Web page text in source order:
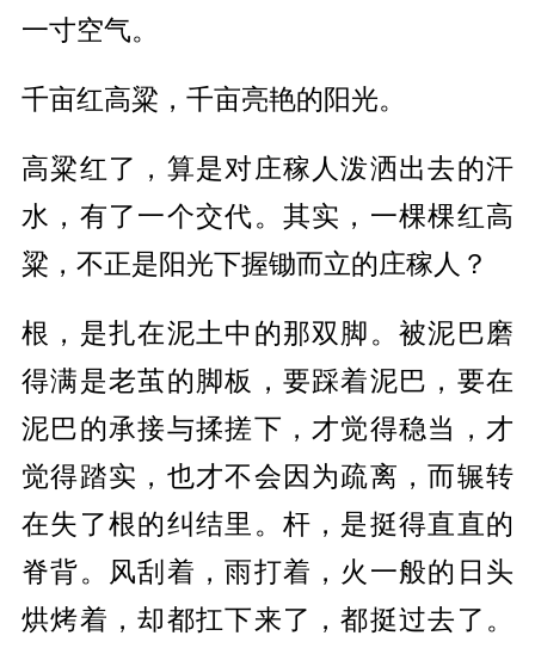
一寸空气。
千亩红高粱，千亩亮艳的阳光。
高粱红了，算是对庄稼人泼洒出去的汗
水，有了一个交代。其实，一棵棵红高
粱，不正是阳光下握锄而立的庄稼人？
根，是扎在泥土中的那双脚。被泥巴磨
得满是老茧的脚板，要踩着泥巴，要在
泥巴的承接与揉搓下，才觉得稳当，才
觉得踏实，也才不会因为疏离，而辗转
在失了根的纠结里。杆，是挺得直直的
脊背。风刮着，雨打着，火一般的日头
烘烤着，却都扛下来了，都挺过去了。